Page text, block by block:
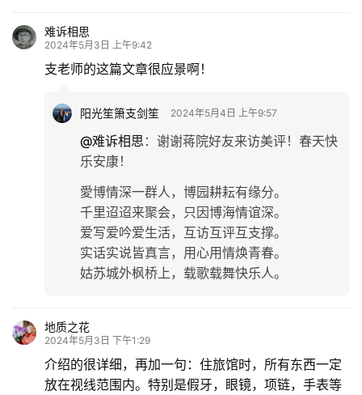
难诉相思
2024年5月3日 上午9:42
支老师的这篇文章很应景啊！
阳光笙箫支剑笙 2024年5月4日 上午9:57
@难诉相思 ： 谢谢蒋院好友来访美评！春天快
乐安康！
愛博情深一群人，博园耕耘有缘分。
千里迢迢来聚会，只因博海情谊深。
爱写爱吟爱生活，互访互评互支撑。
实话实说皆真言，用心用情焕青春。
姑苏城外枫桥上，载歌载舞快乐人。
地质之花
2024年5月3日 下午1:29
介绍的很详细，再加一句：住旅馆时，所有东西一定
放在视线范围内。特别是假牙，眼镜，项链，手表等